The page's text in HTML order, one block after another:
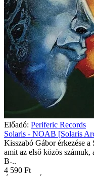
Előadó: Periferic Records
Solaris - NOAB [Solaris
Kisszabó Gábor érkezése a
amit az első közös
B-..
4 590 Ft